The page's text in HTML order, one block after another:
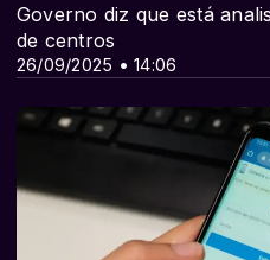
26/09/2025 • 14:06
Governo diz que está
de centros